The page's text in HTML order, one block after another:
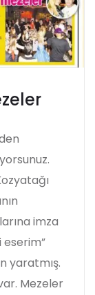
imza
eserim”
yaratmış.
Mezeler